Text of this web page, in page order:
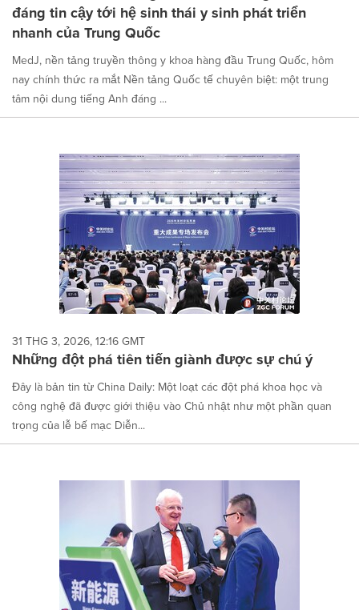
đáng tin cậy tới hệ sinh thái y sinh phát triển
nhanh của Trung Quốc
MedJ, nền tảng truyền thông y khoa hàng đầu Trung Quốc, hôm
nay chính thức ra mắt Nền tảng Quốc tế chuyên biệt: một trung
tâm nội dung tiếng Anh đáng ...
31 THG 3, 2026, 12:16 GMT
Những đột phá tiên tiến giành được sự chú ý
Đây là bản tin từ China Daily: Một loạt các đột phá khoa học và
công nghệ đã được giới thiệu vào Chủ nhật như một phần quan
trọng của lễ bế mạc Diễn...